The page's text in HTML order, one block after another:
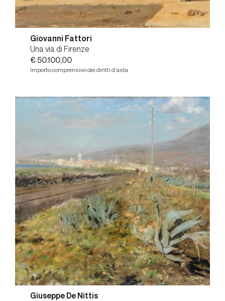
Giovanni Fattori
Una via di Firenze
€ 50.100,00
Importo comprensivo dei diritti d'asta
Giuseppe De Nittis